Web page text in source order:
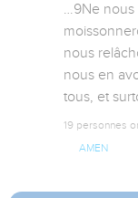
…9Ne nous
nous
nous en
tous, et
19 personnes
AMEN